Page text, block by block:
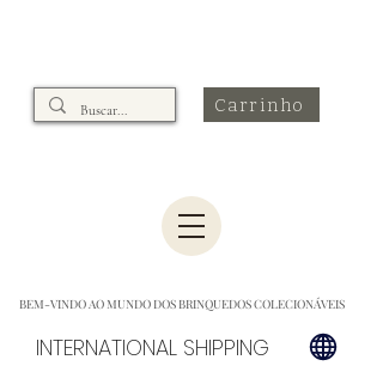
Carrinho
BEM-VINDO AO MUNDO DOS BRINQUEDOS COLECIONÁVEIS
INTERNATIONAL SHIPPING